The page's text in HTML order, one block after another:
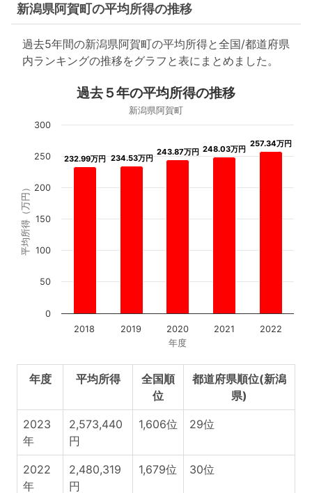
新潟県阿賀町の平均所得の推移
過去5年間の新潟県阿賀町の平均所得と全国/都道府県
内ランキングの推移をグラフと表にまとめました。
年度
平均所得（万円）
過去５年の平均所得の推移
新潟県阿賀町
232.99万円
232.99万円 234.53万円
234.53万円
243.87万円
243.87万円 248.03万円
248.03万円
257.34万円
257.34万円
2018 2019 2020 2021 2022
0
50
100
150
200
250
300
年度 平均所得
全国順
位
都道府県順位(新潟
県)
2023
年
2,573,440
円
1,606位 29位
2022
年
2,480,319
円
1,679位 30位